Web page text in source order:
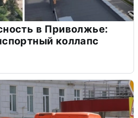
в Приволжье:
коллапс